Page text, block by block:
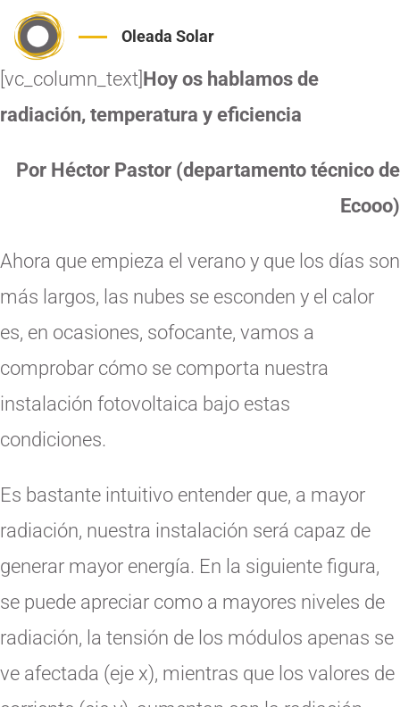
Oleada Solar
[vc_column_text] Hoy os hablamos de
radiación, temperatura y eficiencia
Por Héctor Pastor (departamento técnico de
Ecooo)
Ahora que empieza el verano y que los días son
más largos, las nubes se esconden y el calor
es, en ocasiones, sofocante, vamos a
comprobar cómo se comporta nuestra
instalación fotovoltaica bajo estas
condiciones.
Es bastante intuitivo entender que, a mayor
radiación, nuestra instalación será capaz de
generar mayor energía. En la siguiente figura,
se puede apreciar como a mayores niveles de
radiación, la tensión de los módulos apenas se
ve afectada (eje x), mientras que los valores de